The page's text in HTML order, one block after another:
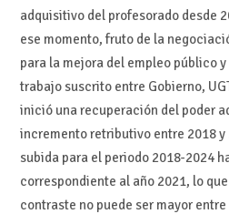
adquisitivo del profesorado desde
ese momento, fruto de la
para la mejora del empleo público
trabajo suscrito entre Gobierno,
inició una recuperación del poder
incremento retributivo entre 2018 y
subida para el periodo 2018-2024
correspondiente al año 2021, lo
contraste no puede ser mayor